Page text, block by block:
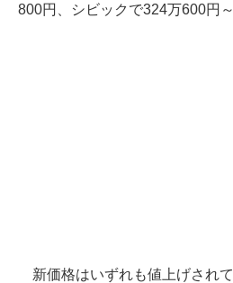
800円、シビックで324万600円
新価格はいずれも値上げされ